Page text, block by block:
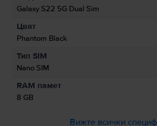
Информация за безопасност на
Информация относно
свързани с продукта.
Galaxy S22 5G Dual Sim
Цвят
Phantom Black
Тип SIM
Nano SIM
RAM памет
8 GB
Вижте всички